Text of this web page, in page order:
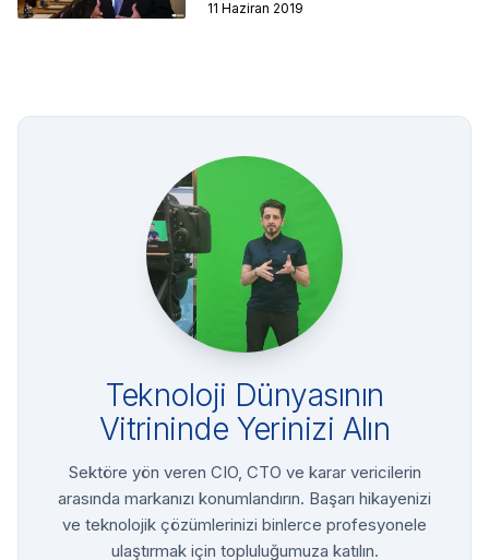
11 Haziran 2019
Teknoloji Dünyasının
Vitrininde Yerinizi Alın
Sektöre yön veren CIO, CTO ve karar vericilerin
arasında markanızı konumlandırın. Başarı hikayenizi
ve teknolojik çözümlerinizi binlerce profesyonele
ulaştırmak için topluluğumuza katılın.